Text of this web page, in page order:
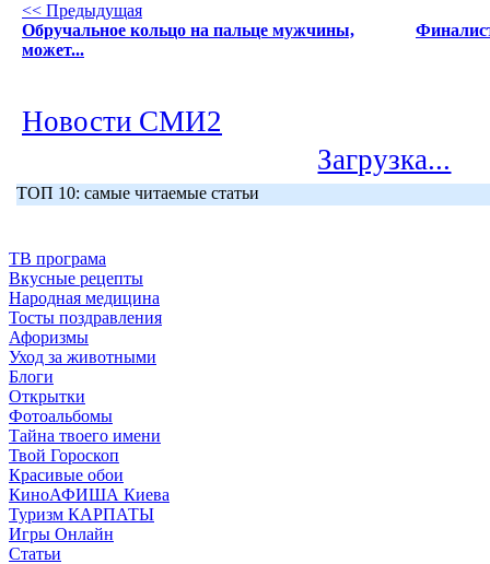
<< Предыдущая
Обручальное кольцо на пальце мужчины,
может...
Новости СМИ2
Загрузка...
ТОП 10: самые читаемые статьи
ТВ програма
Вкусные рецепты
Народная медицина
Тосты поздравления
Афоризмы
Уход за животными
Блоги
Открытки
Фотоальбомы
Тайна твоего имени
Твой Гороскоп
Красивые обои
КиноАФИША Киева
Туризм КАРПАТЫ
Игры Онлайн
Статьи